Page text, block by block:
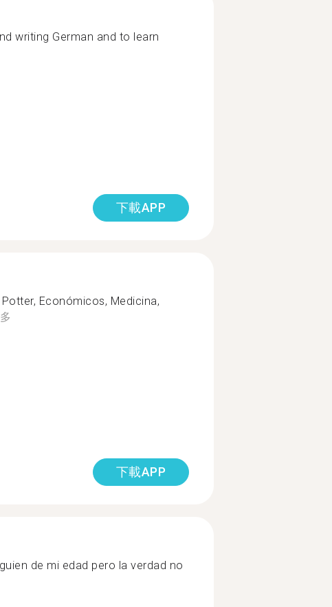
writing German and to learn
下載APP
Económicos, Medicina,
下載APP
de mi edad pero la verdad no